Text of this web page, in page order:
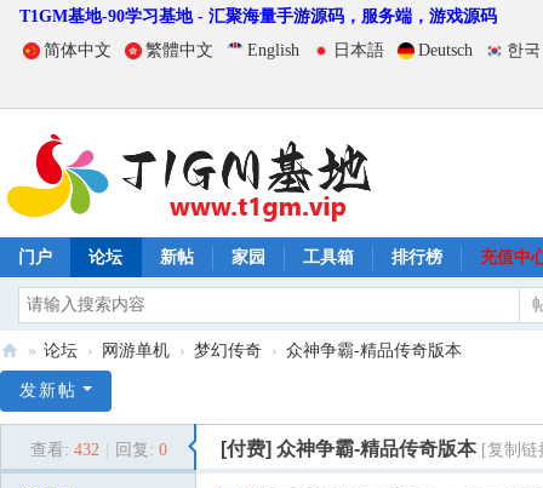
T1GM基地-90学习基地 - 汇聚海量手游源码，服务端，游戏源码
简体中文
繁體中文 English 日本語 Deutsch 한
门户 论坛 新帖 家园 工具箱 排行榜 充值中
1
» 论坛 › 网游单机 › 梦幻传奇 › 众神争霸-精品传奇版本
发新帖
查看: 432 回复: 0 [付费] 众神争霸-精品传奇版本 [复制链